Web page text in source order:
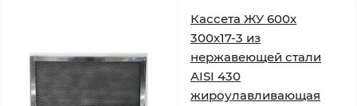
Кассета ЖУ 600х
300х17-3 из
нержавеющей стали
AISI 430
жироулавливающая